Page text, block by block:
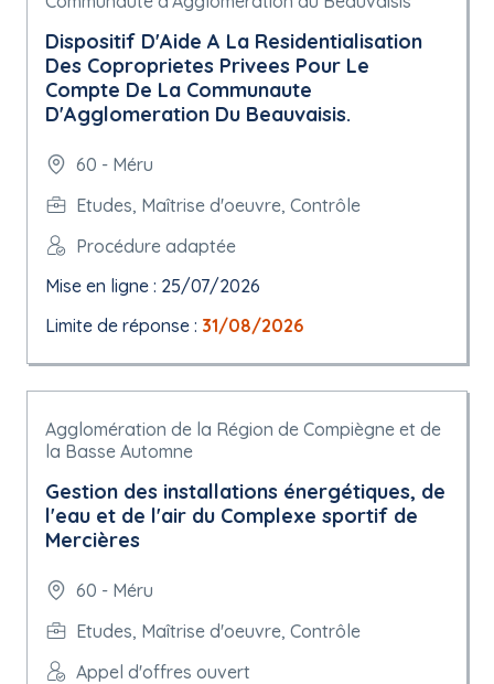
Dispositif D'Aide A La Residentialisation
Des Coproprietes Privees Pour Le
Compte De La Communaute
D'Agglomeration Du Beauvaisis.
60 - Méru
Etudes, Maîtrise d'oeuvre, Contrôle
Procédure adaptée
Mise en ligne : 25/07/2026
Limite de réponse : 31/08/2026
Agglomération de la Région de Compiègne et de
la Basse Automne
Gestion des installations énergétiques, de
l'eau et de l'air du Complexe sportif de
Mercières
60 - Méru
Etudes, Maîtrise d'oeuvre, Contrôle
Appel d'offres ouvert